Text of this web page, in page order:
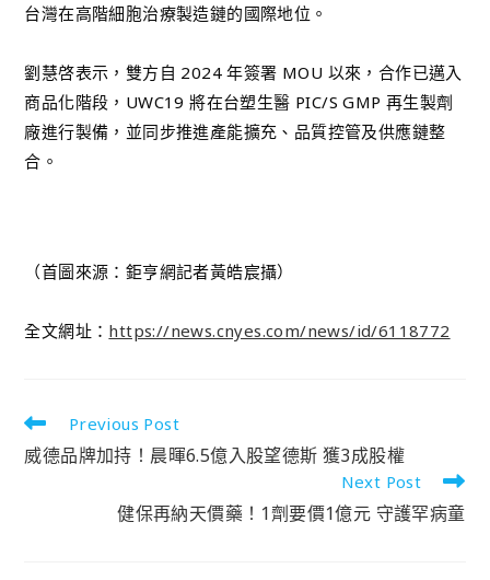
台灣在高階細胞治療製造鏈的國際地位。
劉慧啓表示，雙方自 2024 年簽署 MOU 以來，合作已邁入
商品化階段，UWC19 將在台塑生醫 PIC/S GMP 再生製劑
廠進行製備，並同步推進產能擴充、品質控管及供應鏈整
合。
（首圖來源：鉅亨網記者黃皓宸攝）
全文網址： https://news.cnyes.com/news/id/6118772
Previous Post
威德品牌加持！晨暉6.5億入股望德斯 獲3成股權
Next Post
健保再納天價藥！1劑要價1億元 守護罕病童